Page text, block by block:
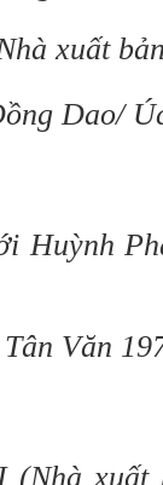
xuất
Dao/
Huỳnh
Văn
xuất